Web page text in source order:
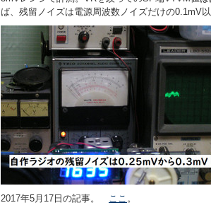
ば、残留ノイズは電源周波数ノイズだけの0.1mV以
2017年5月17日の記事。 ここ 。